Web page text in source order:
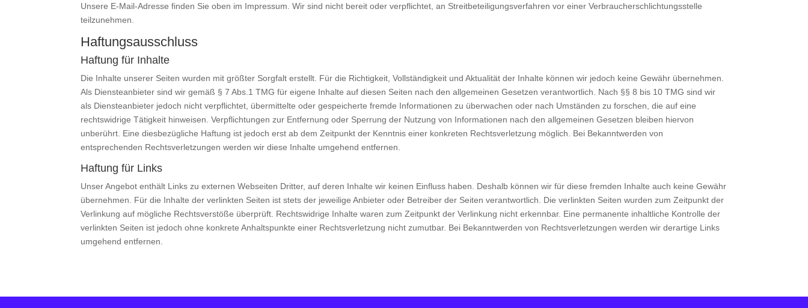
Unsere E-Mail-Adresse finden Sie oben im Impressum. Wir sind nicht bereit oder verpflichtet, an Streitbeteiligungsverfahren vor einer Verbraucherschlichtungsstelle
teilzunehmen.
Haftungsausschluss
Haftung für Inhalte
Die Inhalte unserer Seiten wurden mit größter Sorgfalt erstellt. Für die Richtigkeit, Vollständigkeit und Aktualität der Inhalte können wir jedoch keine Gewähr übernehmen.
Als Diensteanbieter sind wir gemäß § 7 Abs.1 TMG für eigene Inhalte auf diesen Seiten nach den allgemeinen Gesetzen verantwortlich. Nach §§ 8 bis 10 TMG sind wir
als Diensteanbieter jedoch nicht verpflichtet, übermittelte oder gespeicherte fremde Informationen zu überwachen oder nach Umständen zu forschen, die auf eine
rechtswidrige Tätigkeit hinweisen. Verpflichtungen zur Entfernung oder Sperrung der Nutzung von Informationen nach den allgemeinen Gesetzen bleiben hiervon
unberührt. Eine diesbezügliche Haftung ist jedoch erst ab dem Zeitpunkt der Kenntnis einer konkreten Rechtsverletzung möglich. Bei Bekanntwerden von
entsprechenden Rechtsverletzungen werden wir diese Inhalte umgehend entfernen.
Haftung für Links
Unser Angebot enthält Links zu externen Webseiten Dritter, auf deren Inhalte wir keinen Einfluss haben. Deshalb können wir für diese fremden Inhalte auch keine Gewähr
übernehmen. Für die Inhalte der verlinkten Seiten ist stets der jeweilige Anbieter oder Betreiber der Seiten verantwortlich. Die verlinkten Seiten wurden zum Zeitpunkt der
Verlinkung auf mögliche Rechtsverstöße überprüft. Rechtswidrige Inhalte waren zum Zeitpunkt der Verlinkung nicht erkennbar. Eine permanente inhaltliche Kontrolle der
verlinkten Seiten ist jedoch ohne konkrete Anhaltspunkte einer Rechtsverletzung nicht zumutbar. Bei Bekanntwerden von Rechtsverletzungen werden wir derartige Links
umgehend entfernen.